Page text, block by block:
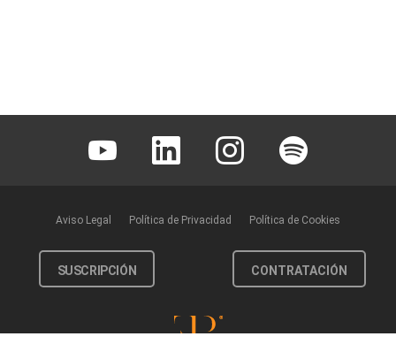
Youtube Linkedin Instagram Spotify
Aviso Legal Política de Privacidad Política de Cookies
SUSCRIPCIÓN CONTRATACIÓN